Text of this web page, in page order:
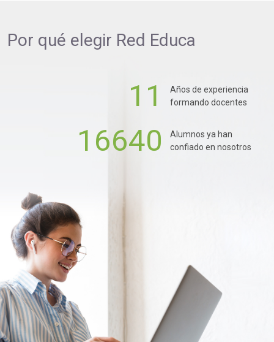
Por qué elegir Red Educa
11
Años de experiencia
formando docentes
16640
Alumnos ya han
confiado en nosotros